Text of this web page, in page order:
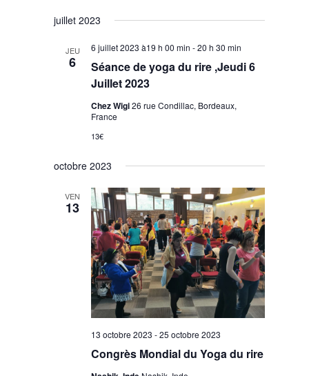
juillet 2023
JEU
6
Séance de yoga du rire ,Jeudi 6
Juillet 2023
6 juillet 2023 à19 h 00 min -20 h 30 min
Chez Wigi26 rue Condillac, Bordeaux,
France
13€
octobre 2023
VEN
13
Congrès Mondial du Yoga du rire
13 octobre 2023 -25 octobre 2023